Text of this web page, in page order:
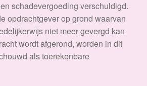
schadevergoeding verschuldigd.
opdrachtgever op grond waarvan
niet meer gevergd kan
wordt afgerond, worden in dit
als toerekenbare